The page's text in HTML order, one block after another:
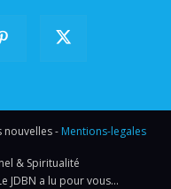
nouvelles - Mentions-legales
& Spiritualité
JDBN a lu pour vous…